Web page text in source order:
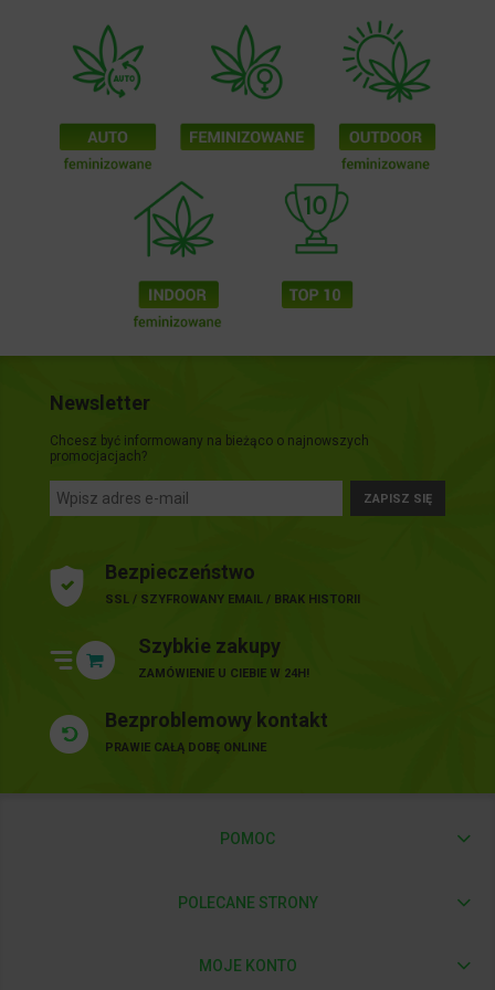
Newsletter
Chcesz być informowany na bieżąco o najnowszych
promocjacjach?
ZAPISZ SIĘ
Bezpieczeństwo
SSL / SZYFROWANY EMAIL / BRAK HISTORII
Szybkie zakupy
ZAMÓWIENIE U CIEBIE W 24H!
Bezproblemowy kontakt
PRAWIE CAŁĄ DOBĘ ONLINE
POMOC
POLECANE STRONY
MOJE KONTO